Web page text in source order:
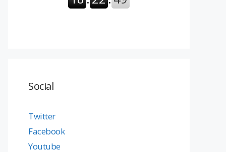
Social
Twitter
Facebook
Youtube